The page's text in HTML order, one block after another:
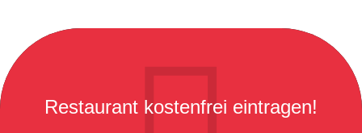
Restaurant kostenfrei eintragen!